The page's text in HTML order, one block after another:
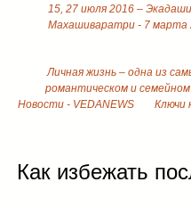
15, 27 июля 2016 – Экадаши
Махашиваратри - 7 марта
Личная жизнь – одна из
романтическом и
Новости - VEDANEWS
Ключи
Как избежать